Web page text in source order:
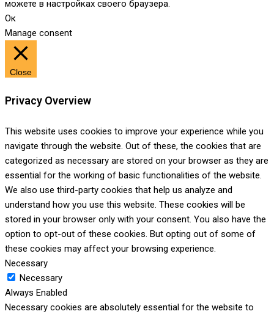
можете в настройках своего браузера.
Ок
Manage consent
Close
Privacy Overview
This website uses cookies to improve your experience while you
navigate through the website. Out of these, the cookies that are
categorized as necessary are stored on your browser as they are
essential for the working of basic functionalities of the website.
We also use third-party cookies that help us analyze and
understand how you use this website. These cookies will be
stored in your browser only with your consent. You also have the
option to opt-out of these cookies. But opting out of some of
these cookies may affect your browsing experience.
Necessary
Necessary
Always Enabled
Necessary cookies are absolutely essential for the website to